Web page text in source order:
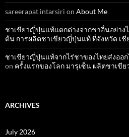
sareerapat intarsiri on About Me
ชาเขียวญี่ปุ่นแท้แตกต่างจากชาอื่นอย่างไ
ต้น การผลิตชาเขียวญี่ปุ่นแท้ ที่จังหวัด เชี
ชาเขียวญี่ปุ่นแท้จากไร่ชาของไทยส่งออ
on ครั้งแรกของโลก มารุเซ็น ผลิตชาเขี
ARCHIVES
July 2026